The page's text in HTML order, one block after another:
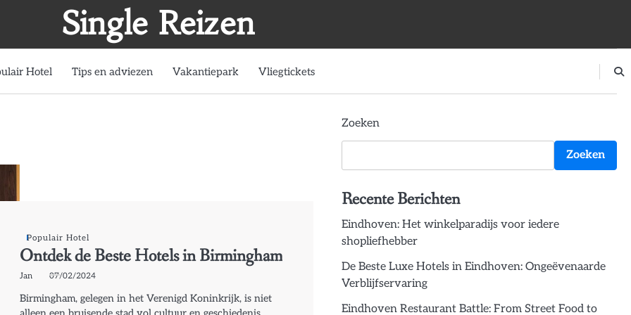
Single Reizen
Hotel Tips en adviezen Vakantiepark Vliegtickets
Populair Hotel
Ontdek de Beste Hotels in Birmingham
Jan 07/02/2024
Birmingham, gelegen in het Verenigd Koninkrijk, is niet
Zoeken
Zoeken
Recente Berichten
Eindhoven: Het winkelparadijs voor iedere
shopliefhebber
De Beste Luxe Hotels in Eindhoven: Ongeëvenaarde
Verblijfservaring
Eindhoven Restaurant Battle: From Street Food to